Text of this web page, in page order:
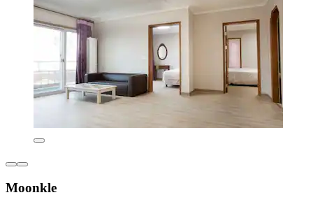
Moonkle